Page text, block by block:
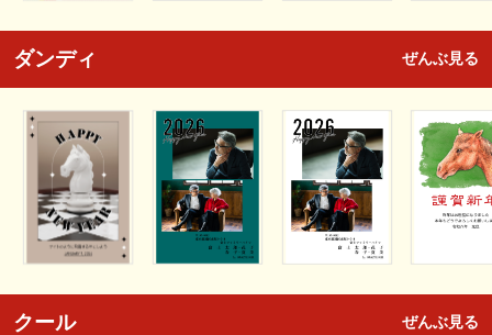
ダンディ ぜんぶ見る
クール ぜんぶ見る